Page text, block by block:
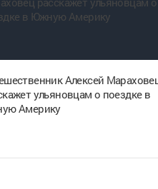
Алексей
ульяновцам о поездке в
Америку